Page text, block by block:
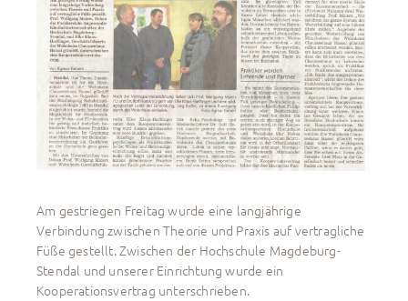
Am gestriegen Freitag wurde eine langjährige
Verbindung zwischen Theorie und Praxis auf vertragliche
Füße gestellt. Zwischen der Hochschule Magdeburg-
Stendal und unserer Einrichtung wurde ein
Kooperationsvertrag unterschrieben.